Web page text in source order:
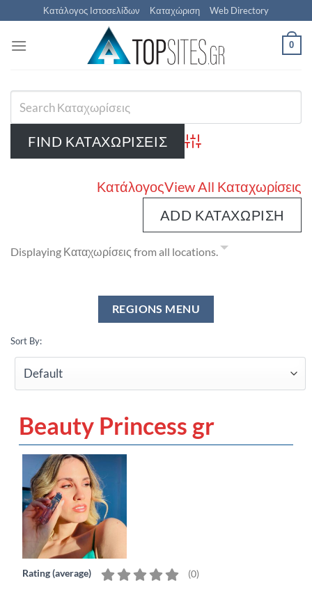
Μετάβαση
στο
περιεχόμενο
Κατάλογος Ιστοσελίδων Καταχώριση Web Directory
0
Advanced Search
ΚατάλογοςView All Καταχωρίσεις
ADD ΚΑΤΑΧΏΡΙΣΗ
Displaying Καταχωρίσεις from all locations.
Sort By:
Beauty Princess gr
Rating (average) (0)